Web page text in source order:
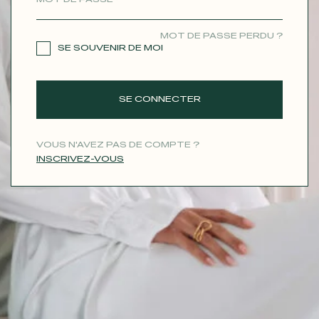
MOT DE PASSE PERDU ?
SE SOUVENIR DE MOI
SE CONNECTER
VOUS N'AVEZ PAS DE COMPTE ?
INSCRIVEZ-VOUS